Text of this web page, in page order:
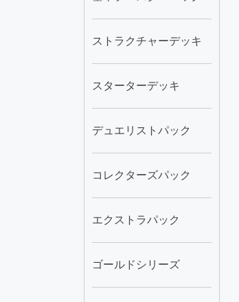
ストラクチャーデッキ
スターターデッキ
デュエリストパック
コレクターズパック
エクストラパック
ゴールドシリーズ